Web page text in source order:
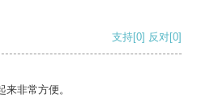
支持[0] 反对[0]
非常方便。